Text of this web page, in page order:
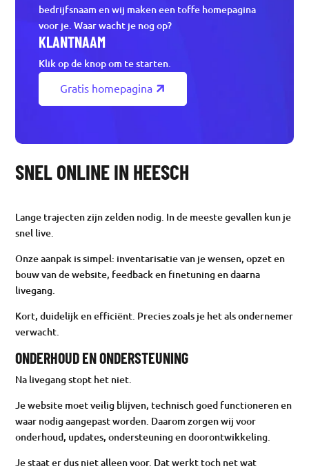
bedrijfsnaam en wij maken een toffe homepagina
voor je. Waar wacht je nog op?
KLANTNAAM
Klik op de knop om te starten.
Gratis homepagina
SNEL ONLINE IN HEESCH
Lange trajecten zijn zelden nodig. In de meeste gevallen kun je
snel live.
Onze aanpak is simpel: inventarisatie van je wensen, opzet en
bouw van de website, feedback en finetuning en daarna
livegang.
Kort, duidelijk en efficiënt. Precies zoals je het als ondernemer
verwacht.
ONDERHOUD EN ONDERSTEUNING
Na livegang stopt het niet.
Je website moet veilig blijven, technisch goed functioneren en
waar nodig aangepast worden. Daarom zorgen wij voor
onderhoud, updates, ondersteuning en doorontwikkeling.
Je staat er dus niet alleen voor. Dat werkt toch net wat